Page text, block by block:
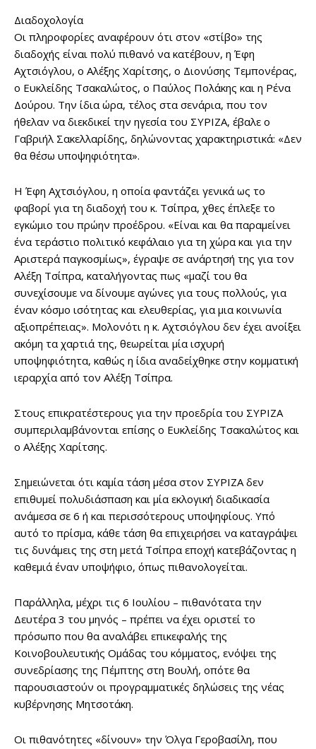
Διαδοχολογία
Οι πληροφορίες αναφέρουν ότι στον «στίβο» της
διαδοχής είναι πολύ πιθανό να κατέβουν, η Έφη
Αχτσιόγλου, ο Αλέξης Χαρίτσης, ο Διονύσης Τεμπονέρας,
ο Ευκλείδης Τσακαλώτος, ο Παύλος Πολάκης και η Ρένα
Δούρου. Την ίδια ώρα, τέλος στα σενάρια, που τον
ήθελαν να διεκδικεί την ηγεσία του ΣΥΡΙΖΑ, έβαλε ο
Γαβριήλ Σακελλαρίδης, δηλώνοντας χαρακτηριστικά: «Δεν
θα θέσω υποψηφιότητα».
Η Έφη Αχτσιόγλου, η οποία φαντάζει γενικά ως το
φαβορί για τη διαδοχή του κ. Τσίπρα, χθες έπλεξε το
εγκώμιο του πρώην προέδρου. «Είναι και θα παραμείνει
ένα τεράστιο πολιτικό κεφάλαιο για τη χώρα και για την
Aριστερά παγκοσμίως», έγραψε σε ανάρτησή της για τον
Αλέξη Τσίπρα, καταλήγοντας πως «μαζί του θα
συνεχίσουμε να δίνουμε αγώνες για τους πολλούς, για
έναν κόσμο ισότητας και ελευθερίας, για μια κοινωνία
αξιοπρέπειας». Μολονότι η κ. Αχτσιόγλου δεν έχει ανοίξει
ακόμη τα χαρτιά της, θεωρείται μία ισχυρή
υποψηφιότητα, καθώς η ίδια αναδείχθηκε στην κομματική
ιεραρχία από τον Αλέξη Τσίπρα.
Στους επικρατέστερους για την προεδρία του ΣΥΡΙΖΑ
συμπεριλαμβάνονται επίσης ο Ευκλείδης Τσακαλώτος και
ο Αλέξης Χαρίτσης.
Σημειώνεται ότι καμία τάση μέσα στον ΣΥΡΙΖΑ δεν
επιθυμεί πολυδιάσπαση και μία εκλογική διαδικασία
ανάμεσα σε 6 ή και περισσότερους υποψηφίους. Υπό
αυτό το πρίσμα, κάθε τάση θα επιχειρήσει να καταγράψει
τις δυνάμεις της στη μετά Τσίπρα εποχή κατεβάζοντας η
καθεμιά έναν υποψήφιο, όπως πιθανολογείται.
Παράλληλα, μέχρι τις 6 Ιουλίου – πιθανότατα την
Δευτέρα 3 του μηνός – πρέπει να έχει οριστεί το
πρόσωπο που θα αναλάβει επικεφαλής της
Κοινοβουλευτικής Ομάδας του κόμματος, ενόψει της
συνεδρίασης της Πέμπτης στη Βουλή, οπότε θα
παρουσιαστούν οι προγραμματικές δηλώσεις της νέας
κυβέρνησης Μητσοτάκη.
Οι πιθανότητες «δίνουν» την Όλγα Γεροβασίλη, που